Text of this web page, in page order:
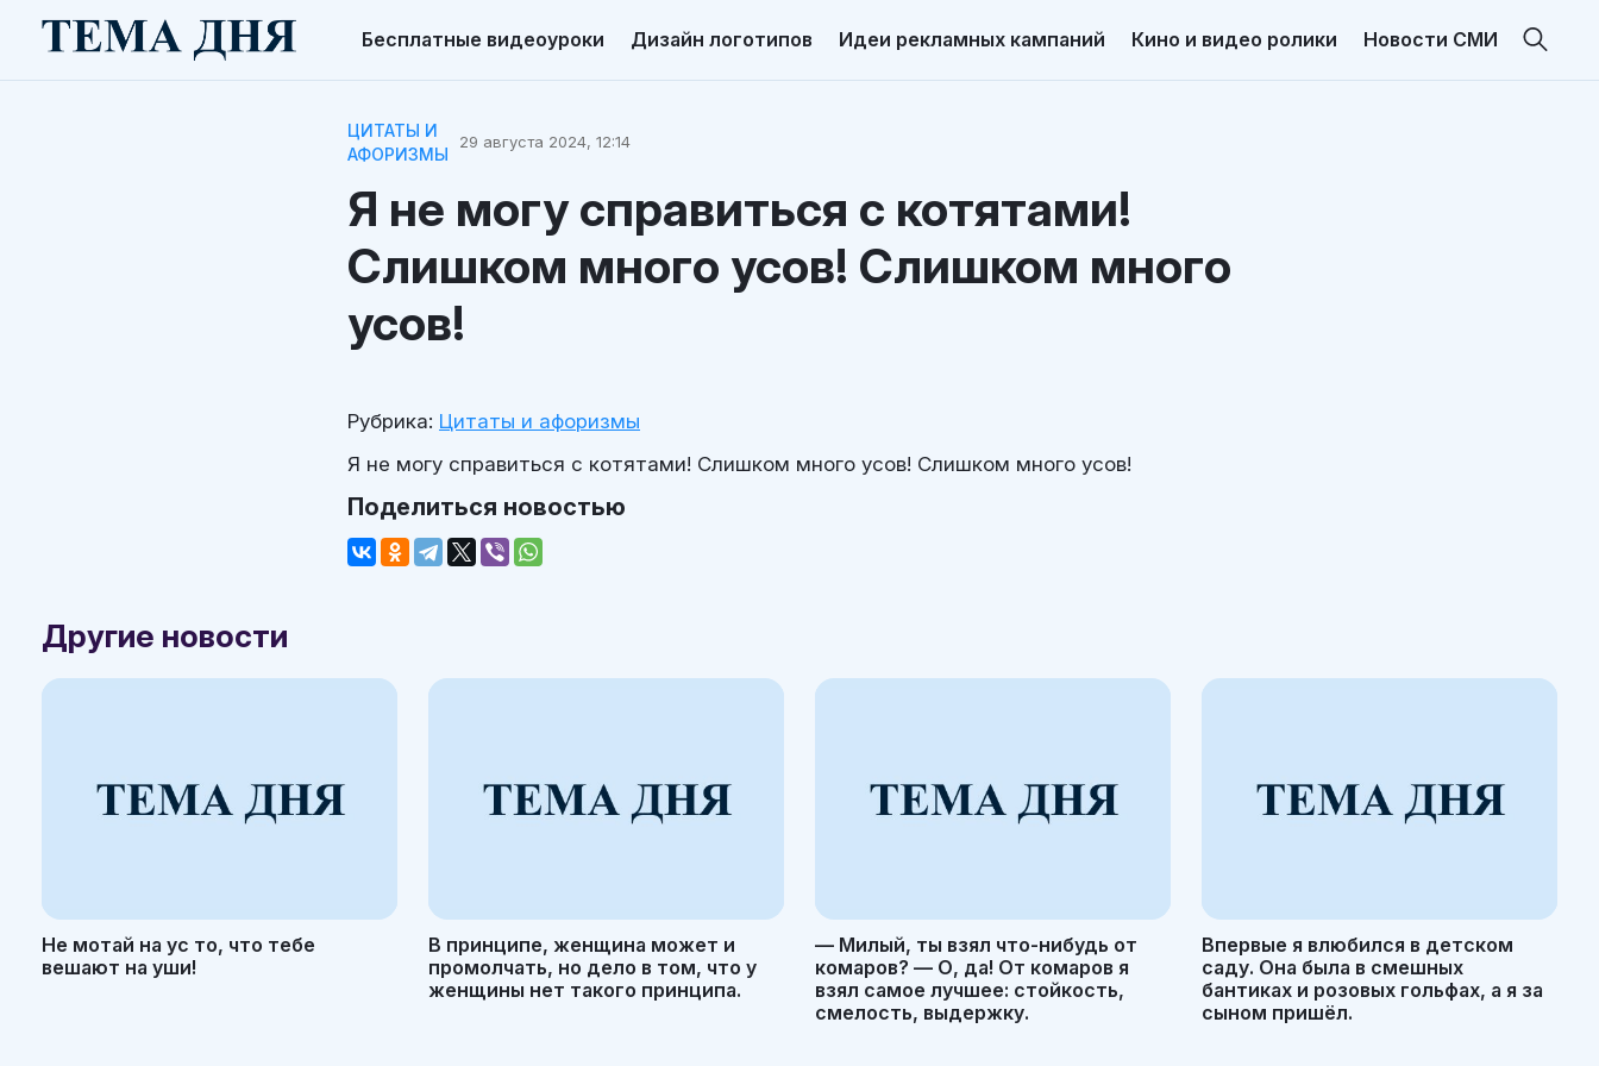
Бесплатные видеоуроки Дизайн логотипов Идеи рекламных кампаний Кино и видео ролики Новости СМИ
ЦИТАТЫ И
АФОРИЗМЫ
29 августа 2024, 12:14
Я не могу справиться с котятами!
Слишком много усов! Слишком много
усов!
Рубрика: Цитаты и афоризмы
Я не могу справиться с котятами! Слишком много усов! Слишком много усов!
Поделиться новостью
Другие новости
Не мотай на ус то, что тебе
вешают на уши!
В принципе, женщина может и
промолчать, но дело в том, что у
женщины нет такого принципа.
— Милый, ты взял что-нибудь от
комаров? — О, да! От комаров я
взял самое лучшее: стойкость,
смелость, выдержку.
Впервые я влюбился в детском
саду. Она была в смешных
бантиках и розовых гольфах, а я за
сыном пришёл.